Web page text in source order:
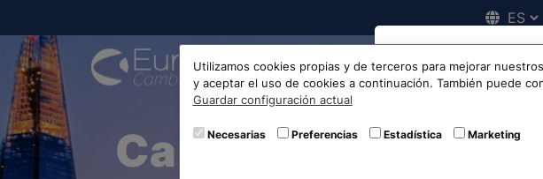
Compra online
Cambio de Euro a
Utilizamos cookies propias y de terceros para mejorar
y aceptar el uso de cookies a continuación. También puede
Guardar configuración actual
Necesarias Preferencias Estadística Marketing